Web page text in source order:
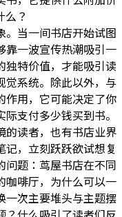
？
。当一间书店开始试图
靠一波宣传热潮吸引一
独特价值，才能吸引读
觉系统。除此以外，与
作用，它可能决定了你
支付多少钱买到书。
的读者，也有书店业界
，立刻跃跃欲试想复
问题：茑屋书店在不同
咖啡厅，为什么可以一
一次主要堆头与主题摆